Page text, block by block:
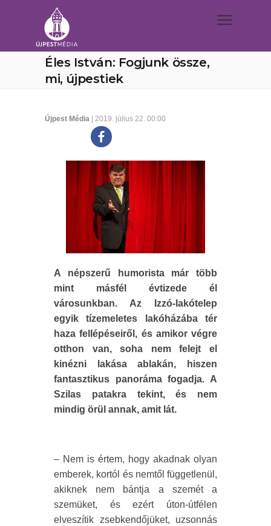
Éles István: Fogjunk össze,
mi, újpestiek
Újpest Média | 2019. július 22. 00:00
A népszerű humorista már több
mint másfél évtizede él
városunkban. Az Izzó-lakótelep
egyik tízemeletes lakóházába tér
haza fellépéseiről, és amikor végre
otthon van, soha nem felejt el
kinézni lakása ablakán, hiszen
fantasztikus panoráma fogadja. A
Szilas patakra tekint, és nem
mindig örül annak, amit lát.
– Nem is értem, hogy akadnak olyan
emberek, kortól és nemtől függetlenül,
akiknek nem bántja a szemét a
szemüket, és ezért úton-útfélen
elveszítik zsebkendőjüket, uzsonnás